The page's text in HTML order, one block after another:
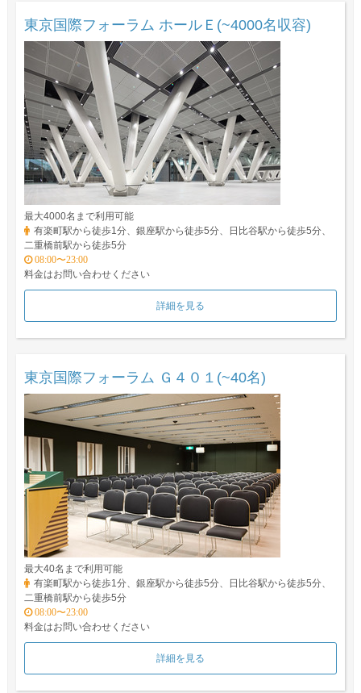
東京国際フォーラム ホールＥ(~4000名収容)
最大4000名まで利用可能
有楽町駅から徒歩1分、銀座駅から徒歩5分、日比谷駅から徒歩5分、
二重橋前駅から徒歩5分
08:00〜23:00
料金はお問い合わせください
詳細を見る
東京国際フォーラム Ｇ４０１(~40名)
最大40名まで利用可能
有楽町駅から徒歩1分、銀座駅から徒歩5分、日比谷駅から徒歩5分、
二重橋前駅から徒歩5分
08:00〜23:00
料金はお問い合わせください
詳細を見る